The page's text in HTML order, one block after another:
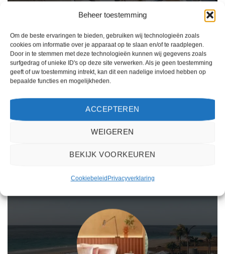
Beheer toestemming
Om de beste ervaringen te bieden, gebruiken wij technologieën zoals
cookies om informatie over je apparaat op te slaan en/of te raadplegen.
Door in te stemmen met deze technologieën kunnen wij gegevens zoals
surfgedrag of unieke ID's op deze site verwerken. Als je geen toestemming
geeft of uw toestemming intrekt, kan dit een nadelige invloed hebben op
bepaalde functies en mogelijkheden.
ACCEPTEREN
WEIGEREN
BEKIJK VOORKEUREN
CookiebeleidPrivacyverklaring
Ik ben erg tevreden over mijn ervaring met 2Spanje.nl. Het boekingsproces was
eenvoudig, de klantenservice was behulpzaam en de prijs was scherp. Ik zou deze
Kiki Kampen /Maastricht